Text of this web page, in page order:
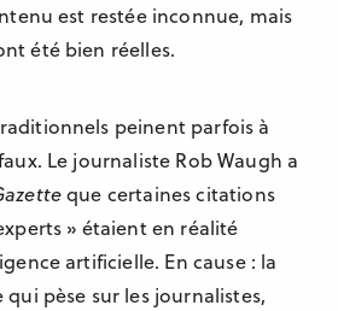
est restée inconnue, mais
été bien réelles.
peinent parfois à
Le journaliste Rob Waugh a
que certaines citations
» étaient en réalité
artificielle. En cause : la
pèse sur les journalistes,